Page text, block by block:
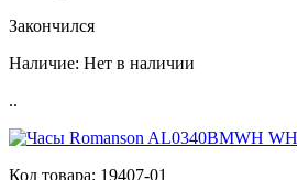
Закончился
Наличие: Нет в наличии
..
Код товара: 19407-01